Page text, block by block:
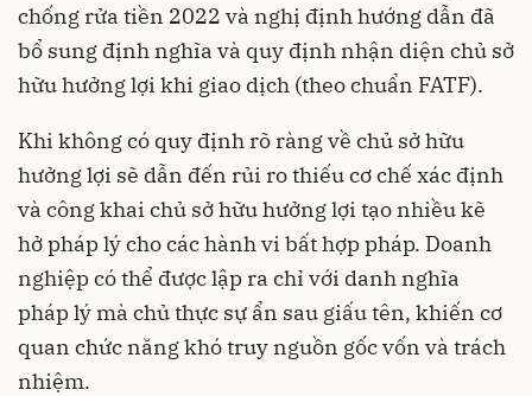
chống rửa tiền 2022 và nghị định hướng dẫn đã
bổ sung định nghĩa và quy định nhận diện chủ sở
hữu hưởng lợi khi giao dịch (theo chuẩn FATF).
Khi không có quy định rõ ràng về chủ sở hữu
hưởng lợi sẽ dẫn đến rủi ro thiếu cơ chế xác định
và công khai chủ sở hữu hưởng lợi tạo nhiều kẽ
hở pháp lý cho các hành vi bất hợp pháp. Doanh
nghiệp có thể được lập ra chỉ với danh nghĩa
pháp lý mà chủ thực sự ẩn sau giấu tên, khiến cơ
quan chức năng khó truy nguồn gốc vốn và trách
nhiệm.